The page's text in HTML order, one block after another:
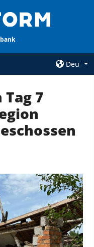
Deu
AGENTUR
Über uns
Politik zur
Vertraulichkeit
und zum Schutz
personenbezogener
Daten
7